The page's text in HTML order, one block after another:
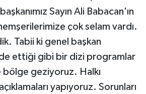
Sayın Ali Babacan'ın
çok selam vardı.
Tabii ki genel başkan
ettiği gibi bir dizi programlar
bölge geziyoruz. Halkı
yapıyoruz. Sorunları